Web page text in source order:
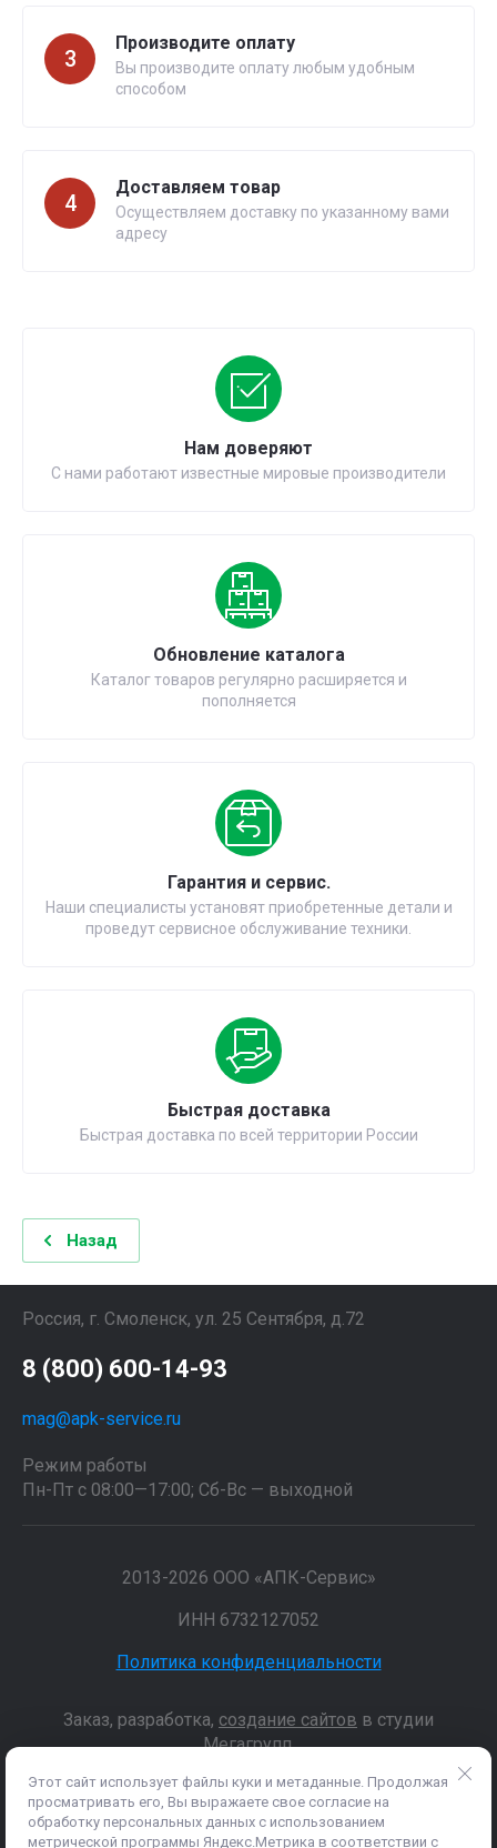
3
Производите оплату
Вы производите оплату любым удобным
способом
4
Доставляем товар
Осуществляем доставку по указанному вами
адресу
Нам доверяют
С нами работают известные мировые производители
Обновление каталога
Каталог товаров регулярно расширяется и
пополняется
Гарантия и сервис.
Наши специалисты установят приобретенные детали и
проведут сервисное обслуживание техники.
Быстрая доставка
Быстрая доставка по всей территории России
Назад
Россия, г. Смоленск, ул. 25 Сентября, д.72
8 (800) 600-14-93
mag@apk-service.ru
Режим работы
Пн-Пт с 08:00—17:00; Сб-Вс — выходной
2013-2026 ООО «АПК-Сервис»
ИНН 6732127052
Политика конфиденциальности
Заказ, разработка, создание сайтов в студии
Мегагрупп.
Данные о товарах и услугах, включая цены и технические
характеристики, представленные на сайте, не являются
Этот сайт использует файлы куки и метаданные. Продолжая
просматривать его, Вы выражаете свое согласие на
обработку персональных данных с использованием
метрической программы Яндекс.Метрика в соответствии с